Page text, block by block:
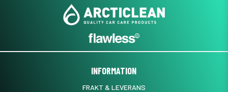
INFORMATION
FRAKT & LEVERANS